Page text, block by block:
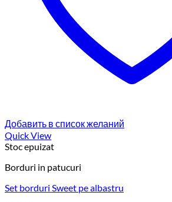
Добавить в список желаний
Quick View
Stoc epuizat
Borduri in patucuri
Set borduri Sweet pe albastru